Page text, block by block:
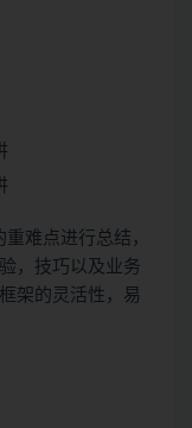
难点进行总结，
，技巧以及业务
架的灵活性，易